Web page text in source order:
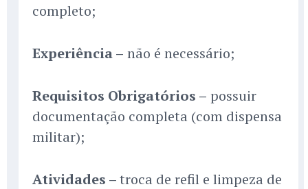
completo;
Experiência – não é necessário;
Requisitos Obrigatórios – possuir
documentação completa (com dispensa
militar);
Atividades –troca de refil e limpeza de